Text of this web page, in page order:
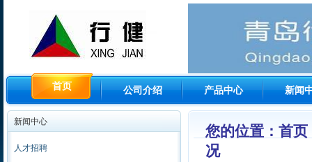
首页 公司介绍 产品中心 新闻
新闻中心
人才招聘
您的位置：首
况